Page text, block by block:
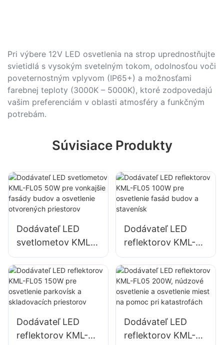
Pri výbere 12V LED osvetlenia na strop uprednostňujte
svietidlá s vysokým svetelným tokom, odolnosťou voči
poveternostným vplyvom (IP65+) a možnosťami
farebnej teploty (3000K – 5000K), ktoré zodpovedajú
vašim preferenciám v oblasti atmosféry a funkčným
potrebám.
Súvisiace Produkty
Dodávateľ LED
svetlometov KML-
FL05 50W pre
vonkajšie fasády
budov a osvetlenie
otvorených
Dodávateľ LED
reflektorov KML-
FL05 100W pre
osvetlenie fasád
budov a stavenísk
Dodávateľ LED
reflektorov KML-
Dodávateľ LED
reflektorov KML-